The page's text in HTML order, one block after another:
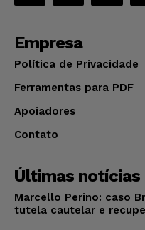
Empresa
Política de Privacidade
Ferramentas para PDF
Apoiadores
Contato
Últimas notícias
Marcello Perino: caso
tutela cautelar e